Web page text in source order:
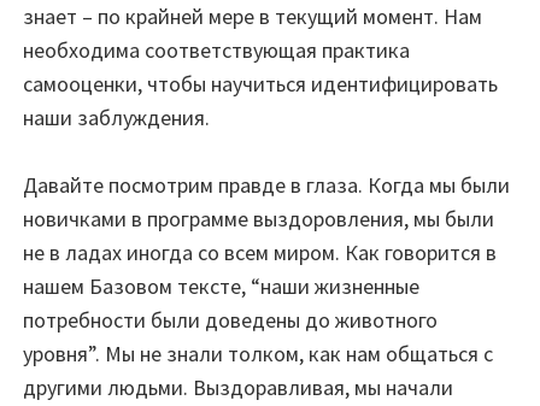
знает – по крайней мере в текущий момент. Нам
необходима соответствующая практика
самооценки, чтобы научиться идентифицировать
наши заблуждения.
Давайте посмотрим правде в глаза. Когда мы были
новичками в программе выздоровления, мы были
не в ладах иногда со всем миром. Как говорится в
нашем Базовом тексте, “наши жизненные
потребности были доведены до животного
уровня”. Мы не знали толком, как нам общаться с
другими людьми. Выздоравливая, мы начали